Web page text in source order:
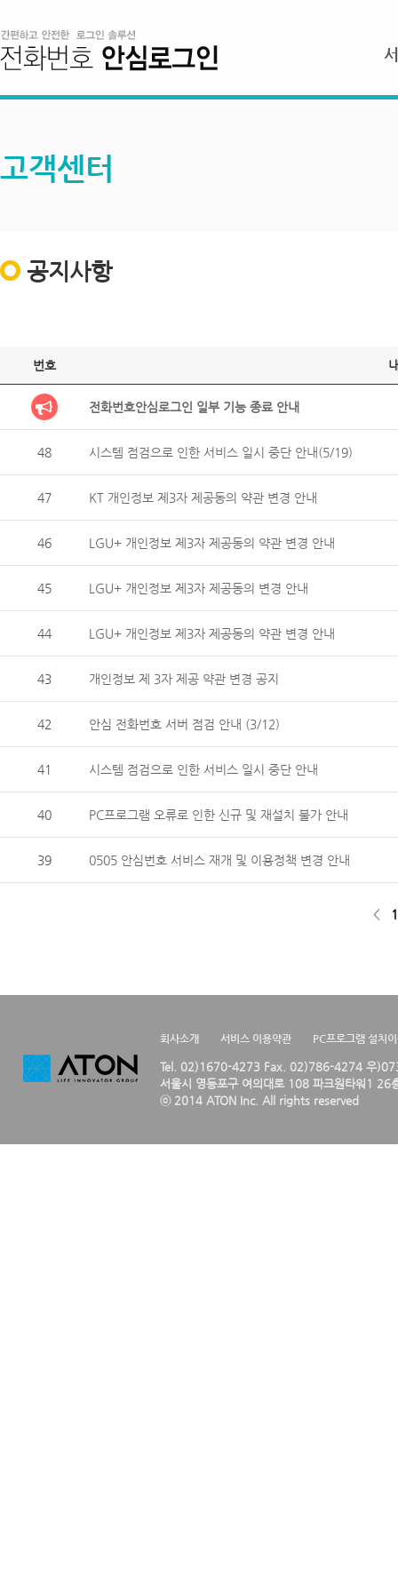
고객센터
공지사항
번호
전화번호안심로그인 일부 기능 종료 안내
48 시스템 점검으로 인한 서비스 일시 중단 안내(5/19)
47 KT 개인정보 제3자 제공동의 약관 변경 안내
46 LGU+ 개인정보 제3자 제공동의 약관 변경 안내
45 LGU+ 개인정보 제3자 제공동의 변경 안내
44 LGU+ 개인정보 제3자 제공동의 약관 변경 안내
43 개인정보 제 3자 제공 약관 변경 공지
42 안심 전화번호 서버 점검 안내 (3/12)
41 시스템 점검으로 인한 서비스 일시 중단 안내
40 PC프로그램 오류로 인한 신규 및 재설치 불가 안내
39 0505 안심번호 서비스 재개 및 이용정책 변경 안내
< 1
회사소개 서비스 이용약관 PC프로그램 설치
Tel. 02)1670-4273 Fax. 02)786-4274 우
서울시 영등포구 여의대로 108 파크원타워1 26
ⓒ 2014 ATON Inc. All rights reserved